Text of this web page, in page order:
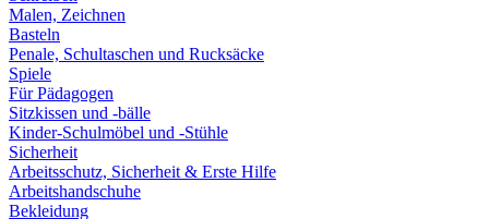
Malen, Zeichnen
Basteln
Penale, Schultaschen und Rucksäcke
Spiele
Für Pädagogen
Sitzkissen und -bälle
Kinder-Schulmöbel und -Stühle
Sicherheit
Arbeitsschutz, Sicherheit & Erste Hilfe
Arbeitshandschuhe
Bekleidung